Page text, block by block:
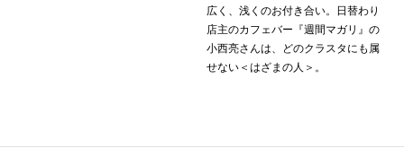
広く、浅くのお付き合い。日替わり
店主のカフェバー『週間マガリ』の
小西亮さんは、どのクラスタにも属
せない＜はざまの人＞。